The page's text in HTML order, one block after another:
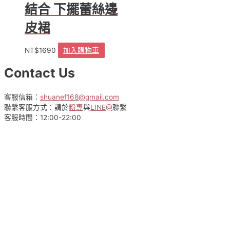
式。
可
品
頁
選
項
結合 下擺蕾絲邊
皮裙
NT$1690 加入購物車
Contact Us
客服信箱： shuanef168@gmail.com
聯繫客服方式：請於粉專與LINE@聯繫
客服時間：12:00-22:00